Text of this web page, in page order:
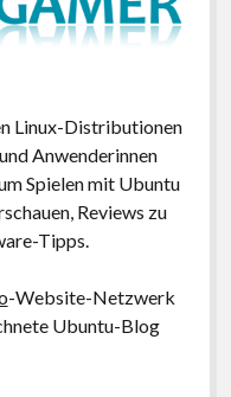
Linux-Distributionen
Anwenderinnen
Spielen mit Ubuntu
Reviews zu
Tipps.
-Website-Netzwerk
Ubuntu-Blog